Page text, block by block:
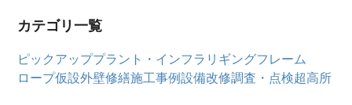
カテゴリ一覧
ピックアッププラント・インフラ リギングフレーム
ロープ仮設外壁修繕施工事例設備改修調査・点検超高所